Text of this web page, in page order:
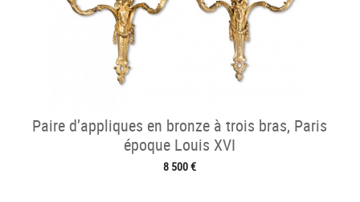
Paire d’appliques en bronze à trois bras, Paris
époque Louis XVI
8 500 €